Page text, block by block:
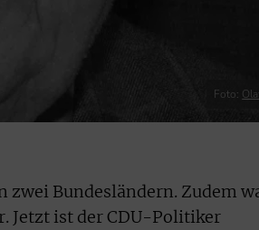
Foto:
Bundesländern. Zudem
Jetzt ist der CDU-Politiker